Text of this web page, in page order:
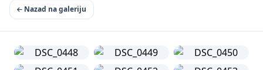
Nazad na galeriju